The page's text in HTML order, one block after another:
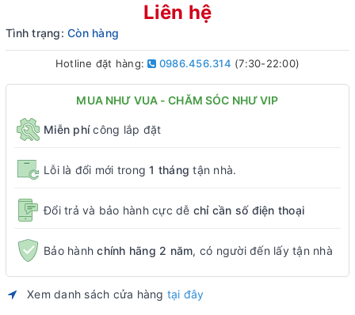
Liên hệ
Tình trạng: Còn hàng
Hotline đặt hàng: 0986.456.314 (7:30-22:00)
MUA NHƯ VUA - CHĂM SÓC NHƯ VIP
Miễn phícông lắp đặt
Lỗi là đổi mới trong1 tháng tận nhà.
Đổi trả và bảo hành cực dễ chỉ cần số điện thoại
Bảo hànhchính hãng 2 năm, có người đến lấy tận nhà
Xem danh sách cửa hàng tại đây